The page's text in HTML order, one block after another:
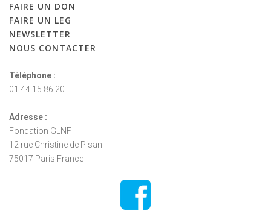
FAIRE UN DON
FAIRE UN LEG
NEWSLETTER
NOUS CONTACTER
Téléphone :
01 44 15 86 20
Adresse :
Fondation GLNF
12 rue Christine de Pisan
75017 Paris France